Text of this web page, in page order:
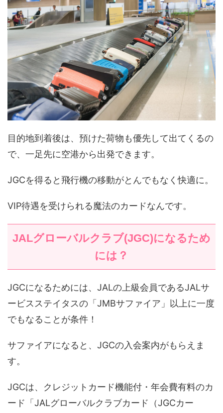
目的地到着後は、預けた荷物も優先して出てくるの
で、一足先に空港から出発できます。
JGCを得ると飛行機の移動がとんでもなく快適に。
VIP待遇を受けられる魔法のカードなんです。
JALグローバルクラブ(JGC)になるため
には？
JGCになるためには、JALの上級会員であるJALサ
ービスステイタスの「JMBサファイア」以上に一度
でもなることが条件！
サファイアになると、JGCの入会案内がもらえま
す。
JGCは、クレジットカード機能付・年会費有料のカ
ード「JALグローバルクラブカード（JGCカー